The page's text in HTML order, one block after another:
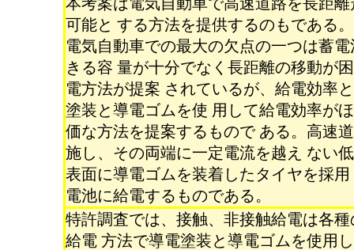
可能と する方法を提供するのもである。
電気自動車での最大の欠点の一つは蓄
きる容 量が十分でなく長距離の移動が
電方法が提案 されているが、給電効率
塗装と導電ゴムを使 用して給電効率が
価な方法を提案するもので ある。高速
施し、その両端に一定電流を越え ない
表面に導電ゴムを装着したタイヤを採
電池に給電するものである。
特許調査では、接触、非接触給電は各
給電 方法で導電塗装と導電ゴムを使用